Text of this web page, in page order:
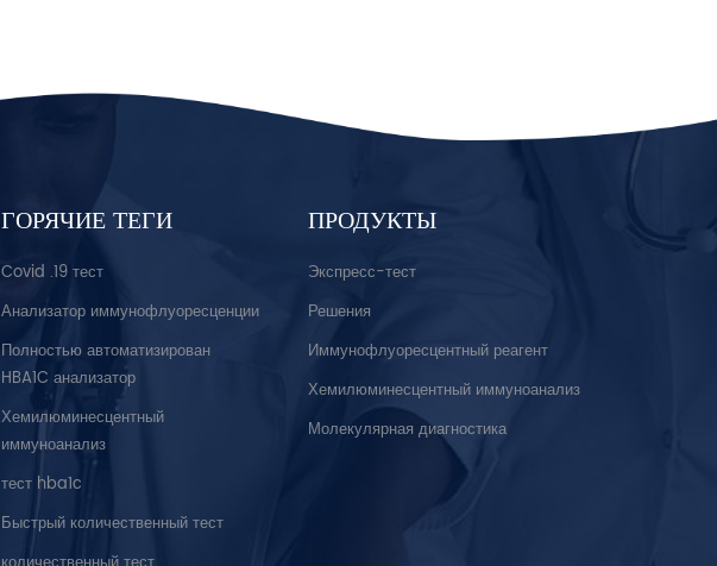
ГОРЯЧИЕ ТЕГИ
Covid .19 тест
Анализатор иммунофлуоресценции
Полностью автоматизирован
HBA1C анализатор
Хемилюминесцентный
иммуноанализ
тест hba1c
Быстрый количественный тест
ПРОДУКТЫ
Экспресс-тест
Решения
Иммунофлуоресцентный реагент
Хемилюминесцентный иммуноанализ
Молекулярная диагностика